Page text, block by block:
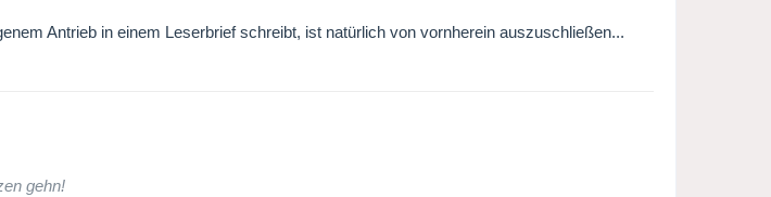
Antrieb in einem Leserbrief schreibt, ist natürlich von vornherein auszuschließen...
gehn!